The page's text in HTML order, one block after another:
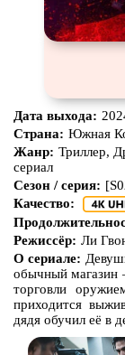
Дата выхода:
Страна: Южная
Жанр: Триллер,
сериал
Сезон / серия:
Качество:
Режиссёр: Ли
О сериале:
обычный магазин
торговли
приходится
дядя обучил её в